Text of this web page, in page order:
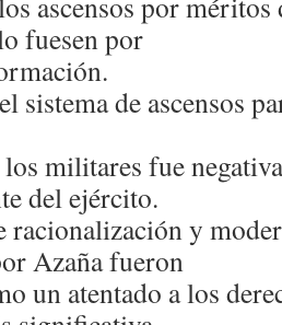
fuesen por
sistema de ascensos
militares fue
del ejército.
racionalización y
Azaña fueron
un atentado a los